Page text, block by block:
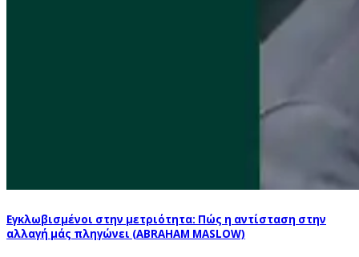
Εγκλωβισμένοι στην μετριότητα: Πώς η αντίσταση στην
αλλαγή μάς πληγώνει (ABRAHAM MASLOW)